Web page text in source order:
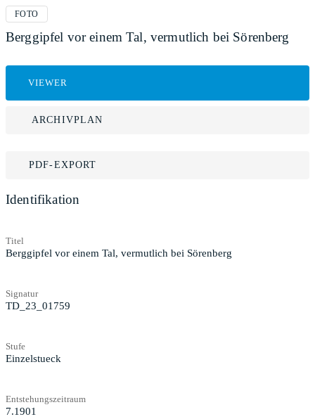
FOTO
Berggipfel vor einem Tal, vermutlich bei Sörenberg
VIEWER
ARCHIVPLAN
PDF-EXPORT
Identifikation
Titel
Berggipfel vor einem Tal, vermutlich bei Sörenberg
Signatur
TD_23_01759
Stufe
Einzelstueck
Entstehungszeitraum
7.1901